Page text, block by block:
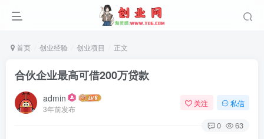
首页 创业经验 创业项目 正文
合伙企业最高可借200万贷款
admin
3年前发布
关注 私信
0 63